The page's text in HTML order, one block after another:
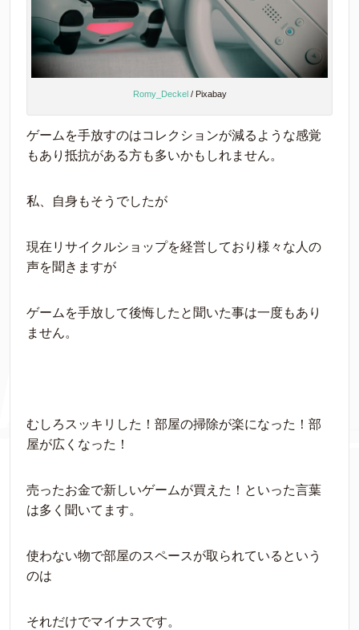
Romy_Deckel / Pixabay
ゲームを手放すのはコレクションが減るような感覚
もあり抵抗がある方も多いかもしれません。
私、自身もそうでしたが
現在リサイクルショップを経営しており様々な人の
声を聞きますが
ゲームを手放して後悔したと聞いた事は一度もあり
ません。
むしろスッキリした！部屋の掃除が楽になった！部
屋が広くなった！
売ったお金で新しいゲームが買えた！といった言葉
は多く聞いてます。
使わない物で部屋のスペースが取られているという
のは
それだけでマイナスです。